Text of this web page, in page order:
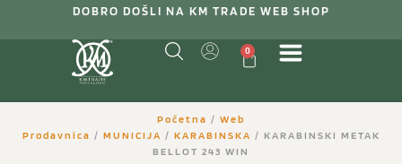
DOBRO DOŠLI NA KM TRADE WEB SHOP
0
Početna / Web
Prodavnica / MUNICIJA / KARABINSKA / KARABINSKI METAK
BELLOT 243 WIN